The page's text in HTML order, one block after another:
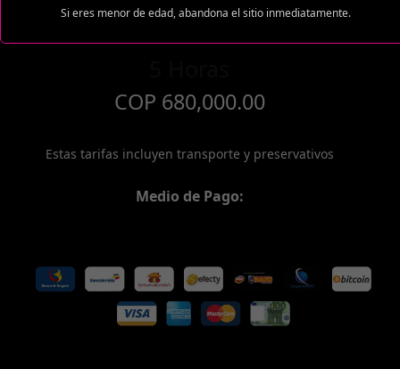
Si eres menor de edad, abandona el sitio inmediatamente.
COP 680,000.00
Estas tarifas incluyen transporte y preservativos
Medio de Pago: